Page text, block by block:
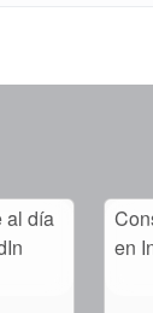
al día
en